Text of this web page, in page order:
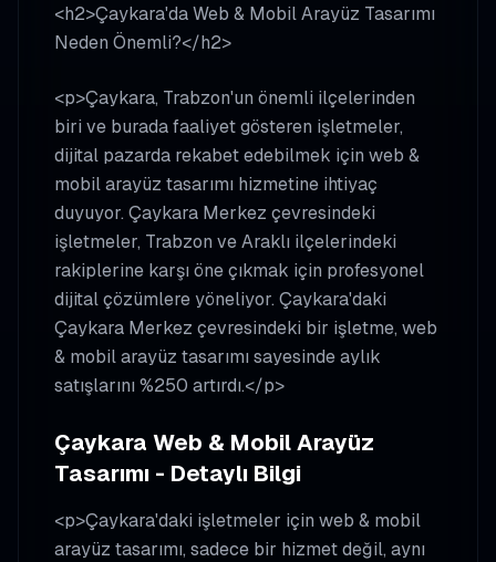
<h2>Çaykara'da Web & Mobil Arayüz Tasarımı
Neden Önemli?</h2>
<p>Çaykara, Trabzon'un önemli ilçelerinden
biri ve burada faaliyet gösteren işletmeler,
dijital pazarda rekabet edebilmek için web &
mobil arayüz tasarımı hizmetine ihtiyaç
duyuyor. Çaykara Merkez çevresindeki
işletmeler, Trabzon ve Araklı ilçelerindeki
rakiplerine karşı öne çıkmak için profesyonel
dijital çözümlere yöneliyor. Çaykara'daki
Çaykara Merkez çevresindeki bir işletme, web
& mobil arayüz tasarımı sayesinde aylık
satışlarını %250 artırdı.</p>
Çaykara Web & Mobil Arayüz
Tasarımı - Detaylı Bilgi
<p>Çaykara'daki işletmeler için web & mobil
arayüz tasarımı, sadece bir hizmet değil, aynı